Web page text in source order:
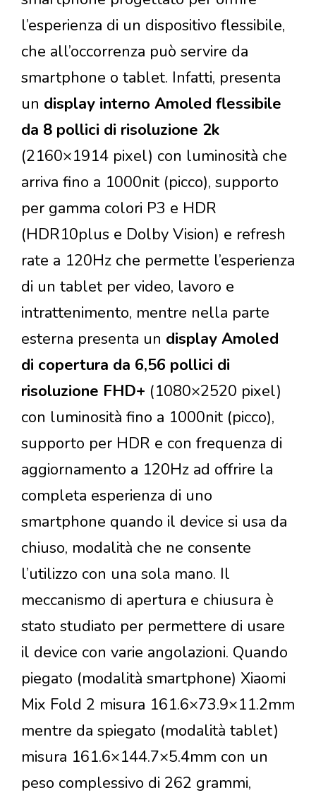
l’esperienza di un dispositivo flessibile,
che all’occorrenza può servire da
smartphone o tablet. Infatti, presenta
un display interno Amoled flessibile
da 8 pollici di risoluzione 2k
(2160×1914 pixel) con luminosità che
arriva fino a 1000nit (picco), supporto
per gamma colori P3 e HDR
(HDR10plus e Dolby Vision) e refresh
rate a 120Hz che permette l’esperienza
di un tablet per video, lavoro e
intrattenimento, mentre nella parte
esterna presenta un display Amoled
di copertura da 6,56 pollici di
risoluzione FHD+ (1080×2520 pixel)
con luminosità fino a 1000nit (picco),
supporto per HDR e con frequenza di
aggiornamento a 120Hz ad offrire la
completa esperienza di uno
smartphone quando il device si usa da
chiuso, modalità che ne consente
l’utilizzo con una sola mano. Il
meccanismo di apertura e chiusura è
stato studiato per permettere di usare
il device con varie angolazioni. Quando
piegato (modalità smartphone) Xiaomi
Mix Fold 2 misura 161.6×73.9×11.2mm
mentre da spiegato (modalità tablet)
misura 161.6×144.7×5.4mm con un
peso complessivo di 262 grammi,